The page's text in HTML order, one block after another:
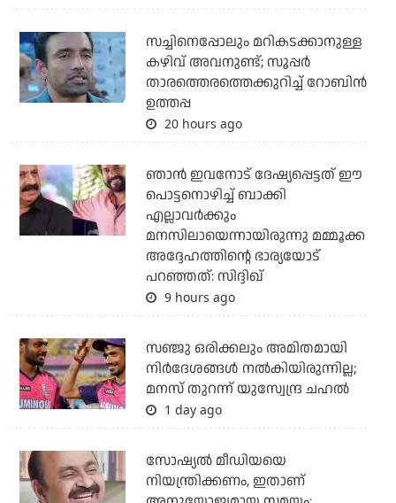
സച്ചിനെപ്പോലും മറികടക്കാനുള്ള
കഴിവ് അവനുണ്ട്; സൂപ്പര്‍
താരത്തെരത്തെക്കുറിച്ച് റോബിന്‍
ഉത്തപ്പ
20 hours ago
ഞാന്‍ ഇവനോട് ദേഷ്യപ്പെട്ടത് ഈ
പൊട്ടനൊഴിച്ച് ബാക്കി
എല്ലാവര്‍ക്കും
മനസിലായെന്നായിരുന്നു മമ്മൂക്ക
അദ്ദേഹത്തിന്റെ ഭാര്യയോട്
പറഞ്ഞത്: സിദ്ദിഖ്
9 hours ago
സഞ്ജു ഒരിക്കലും അമിതമായി
നിര്‍ദേശങ്ങള്‍ നല്‍കിയിരുന്നില്ല;
മനസ് തുറന്ന് യുസ്വേന്ദ്ര ചഹല്‍
1 day ago
സോഷ്യല്‍ മീഡിയയെ
നിയന്ത്രിക്കണം, ഇതാണ്